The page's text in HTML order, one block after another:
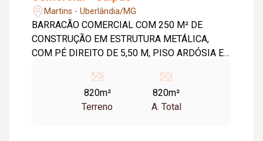
Martins - Uberlândia/MG
BARRACÃO COMERCIAL COM 250 M² DE
CONSTRUÇÃO EM ESTRUTURA METÁLICA,
COM PÉ DIREITO DE 5,50 M, PISO ARDÓSIA E
NO FUNDO MEDINDO APROXIMADAMENTE
120 M² COM SALA, 03 QUARTOS, BANHEIRO
SOCIAL, COZINHA E LAVANDERIA. COM LAJE,
820m²
Terreno
820m²
A. Total